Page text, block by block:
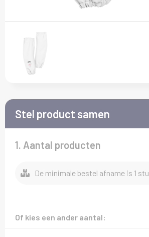
Kledingaccessoires
Sokken
Overalls
Reflecterende polo's
Regenkleding
Schoenen
Veiligheid, Auto en Fiets
Vrije tijd en Strand
Waterflesjes
Stel product samen
1. Aantal producten
De minimale bestel afname is 1
Of kies een ander aantal: